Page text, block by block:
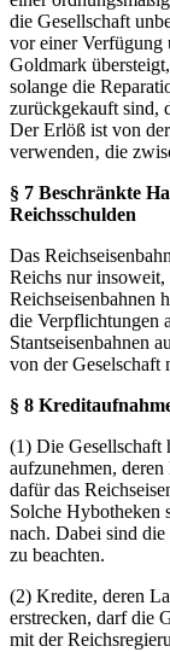
die Gesellschaft
vor einer Verfügung
Goldmark
solange die
zurückgekauft sind,
Der Erlöß ist von
verwenden‚ die
§ 7 Beschränkte
Reichsschulden
Das
Reichs nur insoweit,
Reichseisenbahnen
die Verpflichtungen
Stantseisenbahnen
von der Geselschaft
§ 8
(1) Die Gesellschaft
aufzunehmen,
dafür das
Solche Hybotheken
nach. Dabei sind
zu beachten.
(2) Kredite, deren
erstrecken, darf die
mit der